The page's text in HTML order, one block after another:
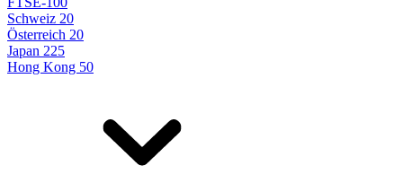
Schweiz 20
Österreich 20
Japan 225
Hong Kong 50